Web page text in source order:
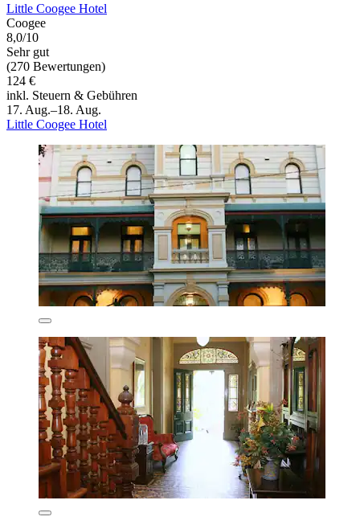
Little Coogee Hotel
Coogee
8,0/10
Sehr gut
(270 Bewertungen)
124 €
inkl. Steuern & Gebühren
17. Aug.–18. Aug.
Little Coogee Hotel